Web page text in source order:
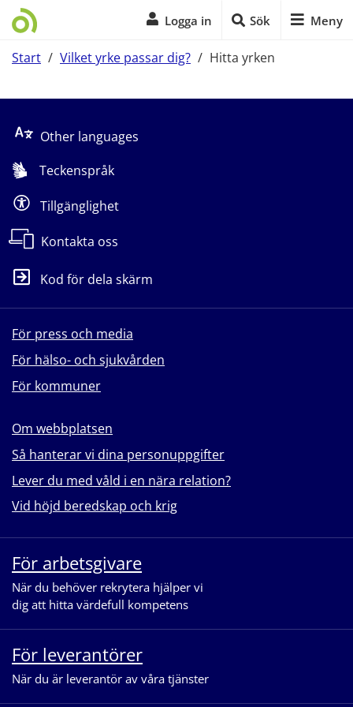
Logga in Sök Meny
Start / Vilket yrke passar dig? / Hitta yrken
Other languages
Teckenspråk
Tillgänglighet
Kontakta oss
Kod för dela skärm
För press och media
För hälso- och sjukvården
För kommuner
Om webbplatsen
Så hanterar vi dina personuppgifter
Lever du med våld i en nära relation?
Vid höjd beredskap och krig
För arbetsgivare
När du behöver rekrytera hjälper vi
dig att hitta värdefull kompetens
För leverantörer
När du är leverantör av våra tjänster